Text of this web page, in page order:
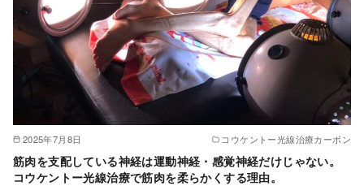
2025年7月8日 コウケントー光線治療カーボン
筋肉を支配している神経は運動神経・感覚神経だけじゃない。
コウケントー光線治療で筋肉を柔らかくする理由。